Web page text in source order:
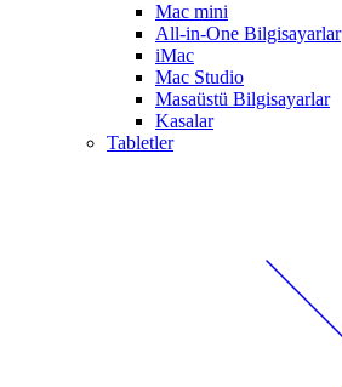
Mac mini
All-in-One Bilgisayarlar
iMac
Mac Studio
Masaüstü Bilgisayarlar
Kasalar
Tabletler